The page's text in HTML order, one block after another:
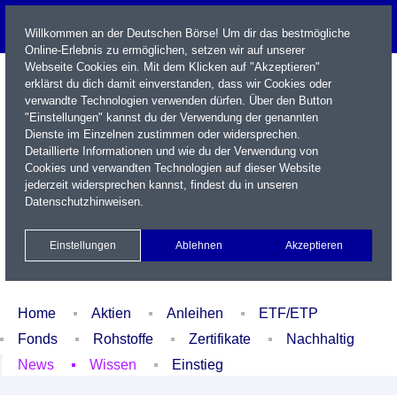
Name / WKN / ISIN / Kürzel
Xetra Realtime
Watchlist Portfolio Login
Home Aktien Anleihen
ETF/ETP
Fonds
Rohstoffe Zertifikate
Nachhaltig
News
Wissen Einstieg
Willkommen an der Deutschen Börse! Um dir das bestmögliche
Online-Erlebnis zu ermöglichen, setzen wir auf unserer
Webseite Cookies ein. Mit dem Klicken auf "Akzeptieren"
erklärst du dich damit einverstanden, dass wir Cookies oder
verwandte Technologien verwenden dürfen. Über den Button
"Einstellungen" kannst du der Verwendung der genannten
Dienste im Einzelnen zustimmen oder widersprechen.
Detaillierte Informationen und wie du der Verwendung von
Cookies und verwandten Technologien auf dieser Website
jederzeit widersprechen kannst, findest du in unseren
Datenschutzhinweisen.
Einstellungen Ablehnen Akzeptieren